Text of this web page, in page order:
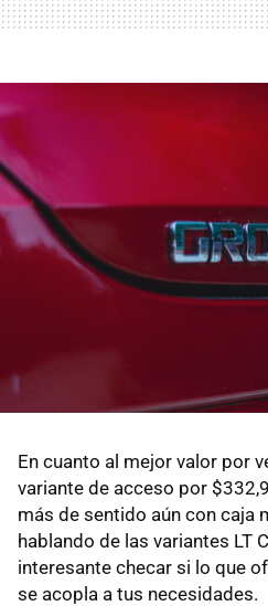
En cuanto al mejor valor por
variante de acceso por
más de sentido aún con caja
hablando de las variantes LT
interesante checar si lo que
se acopla a tus necesidades.